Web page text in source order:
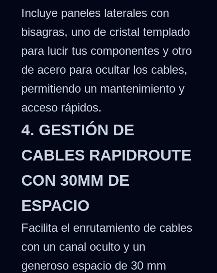
Incluye paneles laterales con
bisagras, uno de cristal templado
para lucir tus componentes y otro
de acero para ocultar los cables,
permitiendo un mantenimiento y
acceso rápidos.
4. GESTIÓN DE
CABLES RAPIDROUTE
CON 30MM DE
ESPACIO
Facilita el enrutamiento de cables
con un canal oculto y un
generoso espacio de 30 mm